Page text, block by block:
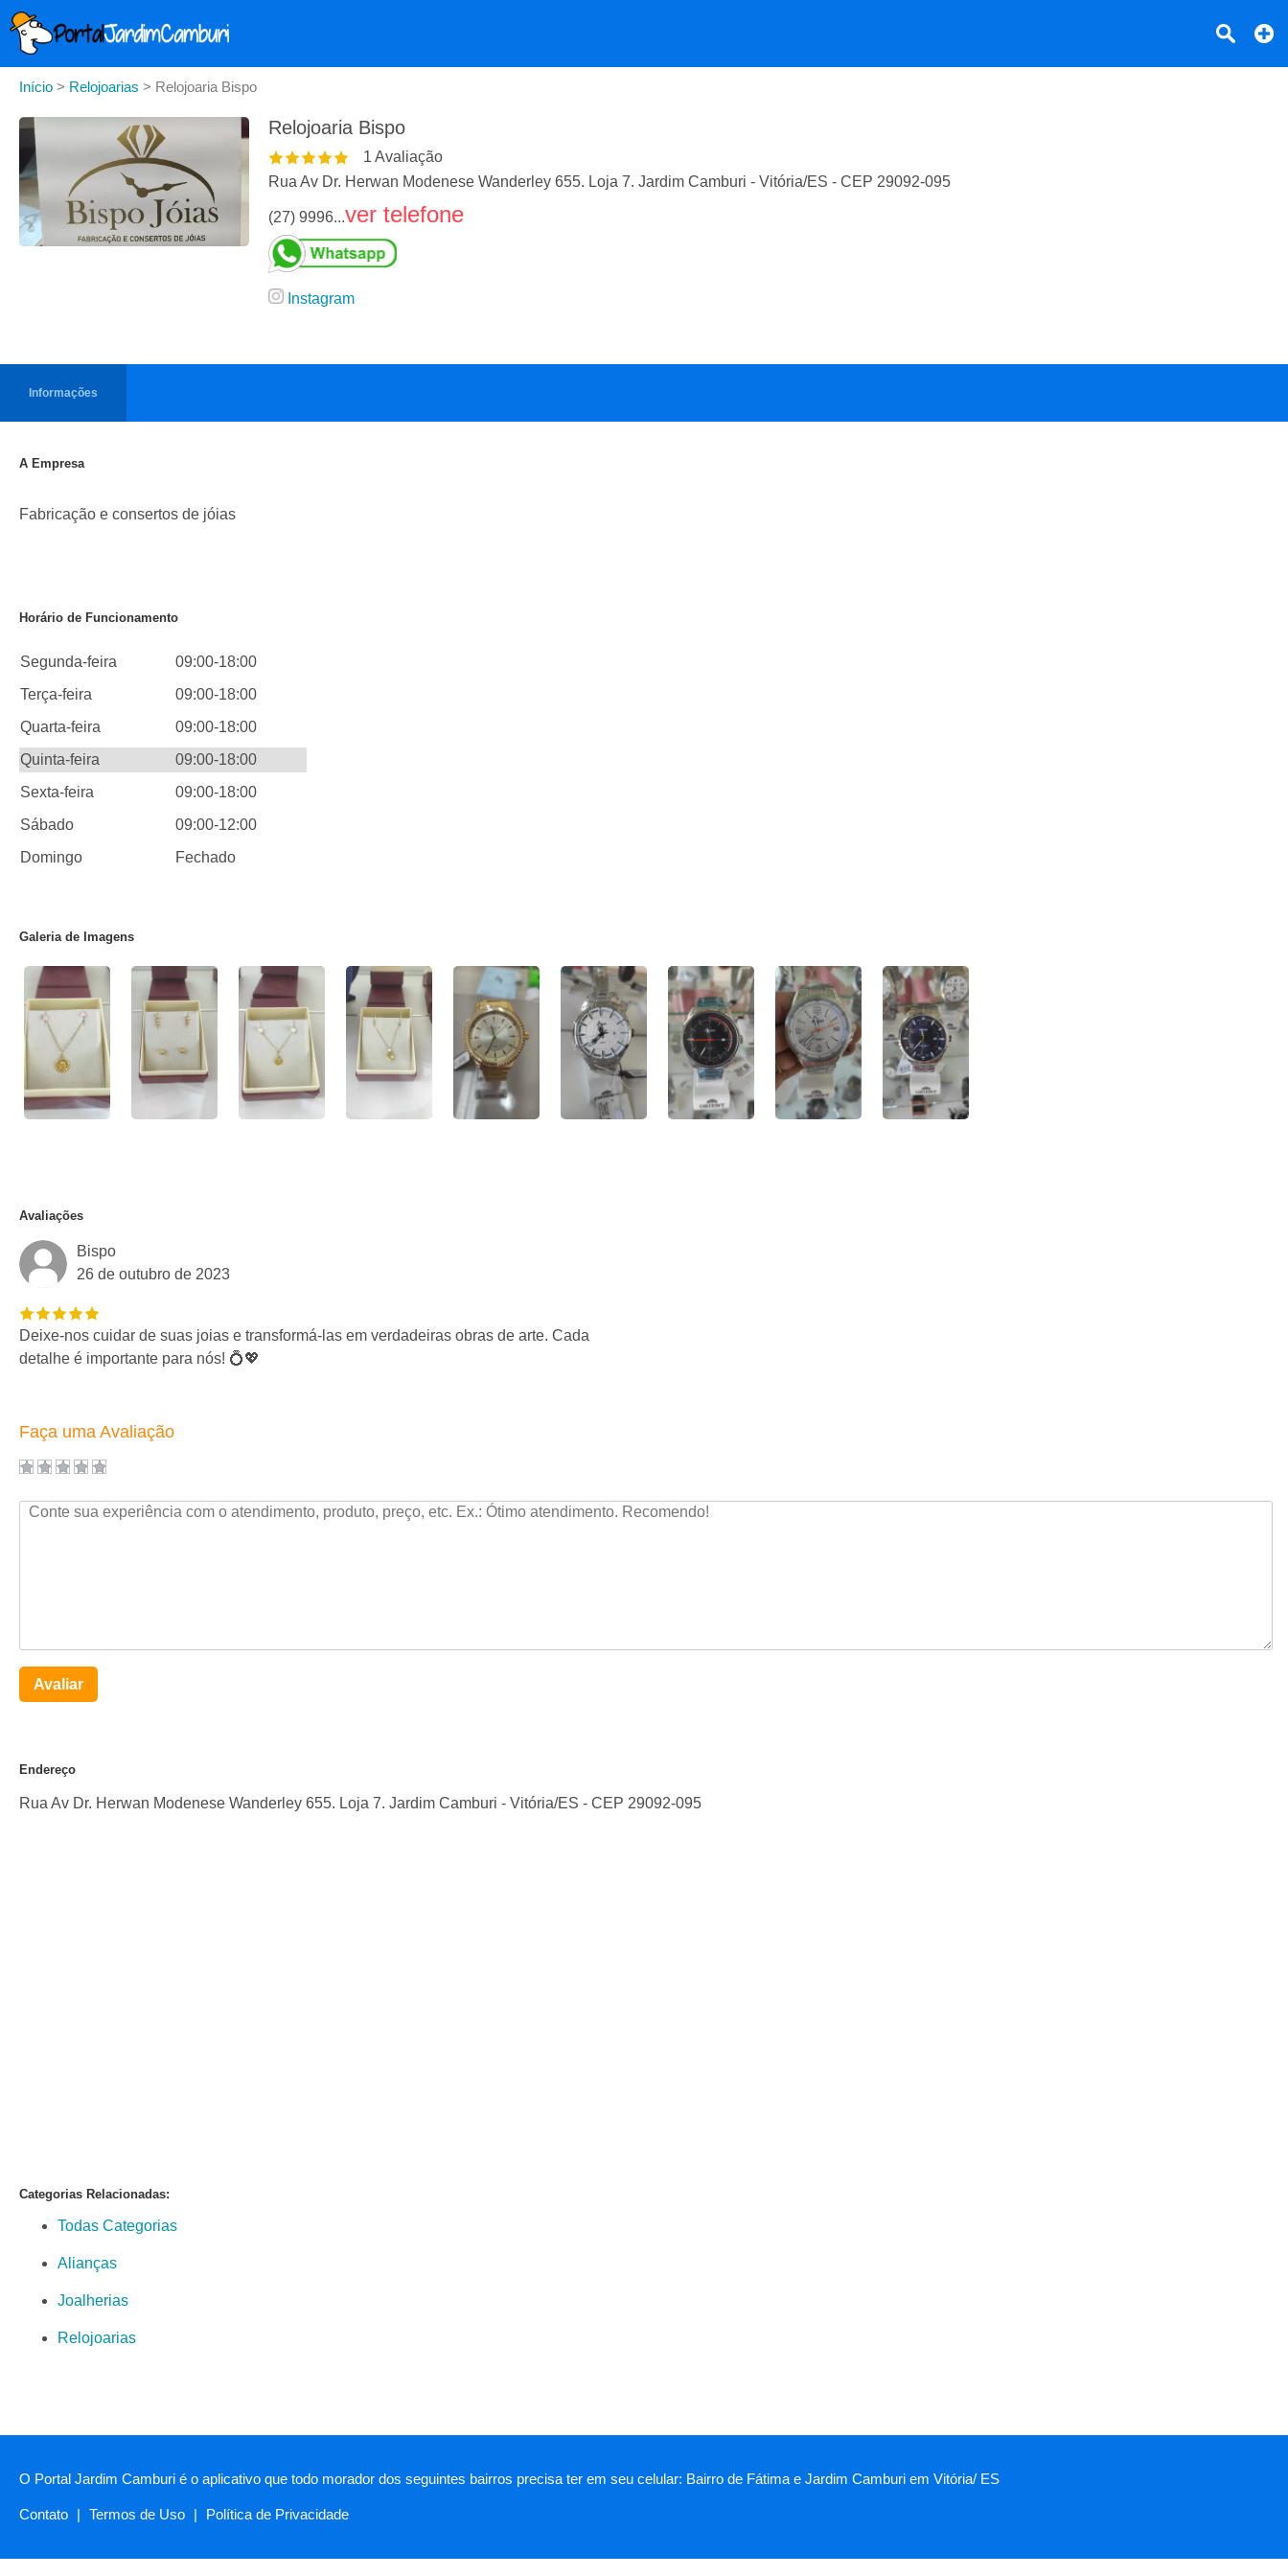
Início > Relojoarias > Relojoaria Bispo
Relojoaria Bispo
1 Avaliação
Rua Av Dr. Herwan Modenese Wanderley 655. Loja 7. Jardim Camburi - Vitória/ES - CEP 29092-095
(27) 9996...ver telefone
Instagram
Informações
A Empresa
Fabricação e consertos de jóias
Horário de Funcionamento
Segunda-feira
09:00-18:00
Terça-feira
09:00-18:00
Quarta-feira
09:00-18:00
Quinta-feira
09:00-18:00
Sexta-feira
09:00-18:00
Sábado
09:00-12:00
Domingo
Fechado
Galeria de Imagens
Avaliações
Bispo
26 de outubro de 2023
Deixe-nos cuidar de suas joias e transformá-las em verdadeiras obras de arte. Cada
detalhe é importante para nós! 💍💖
Faça uma Avaliação
Avaliar
Endereço
Rua Av Dr. Herwan Modenese Wanderley 655. Loja 7. Jardim Camburi - Vitória/ES - CEP 29092-095
Categorias Relacionadas:
Todas Categorias
Alianças
Joalherias
Relojoarias
O Portal Jardim Camburi é o aplicativo que todo morador dos seguintes bairros precisa ter em seu celular: Bairro de Fátima e Jardim Camburi em Vitória/ ES
Contato | Termos de Uso | Política de Privacidade